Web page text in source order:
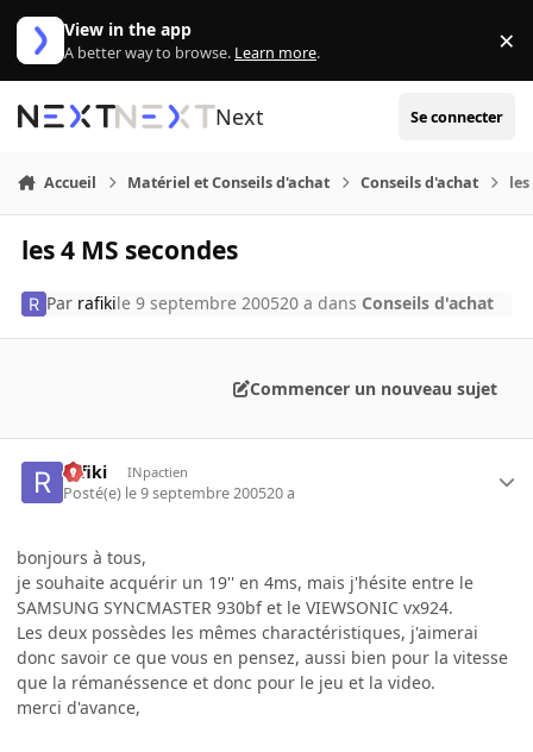
Aller au contenu
View in the app
A better way to browse. Learn more. ×
Next Se connecter
Accueil Matériel et Conseils d'achat Conseils d'achat
les 4 MS secondes
Par rafikile 9 septembre 200520 a dans Conseils d'achat
Commencer un nouveau sujet
rafiki INpactien
Posté(e) le 9 septembre 200520 a
bonjours à tous,
je souhaite acquérir un 19'' en 4ms, mais j'hésite entre le
SAMSUNG SYNCMASTER 930bf et le VIEWSONIC vx924.
Les deux possèdes les mêmes charactéristiques, j'aimerai
donc savoir ce que vous en pensez, aussi bien pour la vitesse
que la rémanéssence et donc pour le jeu et la video.
merci d'avance,